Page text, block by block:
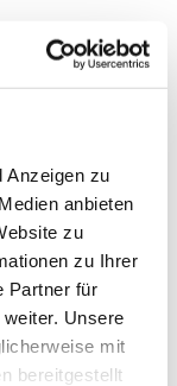
Anzeigen zu
anbieten
zu
zu Ihrer
Partner für
Unsere
mit
bereitgestellt